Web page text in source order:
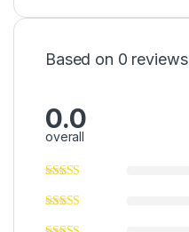
Based on 0 reviews
0.0
overall